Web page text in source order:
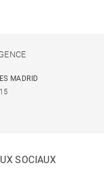
MADRID
SOCIAUX